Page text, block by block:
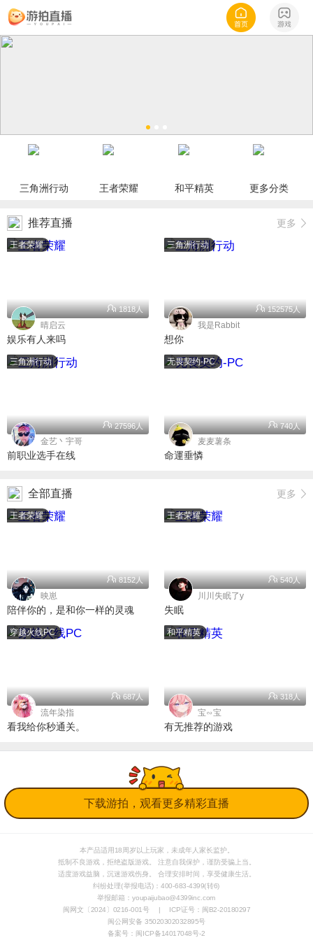
三角洲行动 王者荣耀 和平精英 更多分类
推荐直播 更多
王者荣耀
1818人
晴启云
娱乐有人来吗
三角洲行动
152575人
我是Rabbit
想你
三角洲行动
27596人
金艺丶宇哥
前职业选手在线
无畏契约-PC
740人
麦麦薯条
命運垂憐
全部直播 更多
王者荣耀
8152人
映崽
陪伴你的，是和你一样的灵魂
王者荣耀
540人
川川失眠了y
失眠
穿越火线PC
687人
流年染指
看我给你秒通关。
和平精英
318人
宝∽宝
有无推荐的游戏
下载游拍，观看更多精彩直播
本产品适用18周岁以上玩家，未成年人 家长监护。
抵制不良游戏，拒绝盗版游戏。 注意自我保护，谨防受骗上当。
适度游戏益脑，沉迷游戏伤身。 合理安排时间，享受健康生活。
纠纷处理(举报电话)：400-683-4399(转6)
举报邮箱：youpaijubao@4399inc.com
闽网文〔2024〕0216-001号 | ICP证号：闽B2-20180297
闽公网安备 35020302032895号
备案号：闽ICP备14017048号-2